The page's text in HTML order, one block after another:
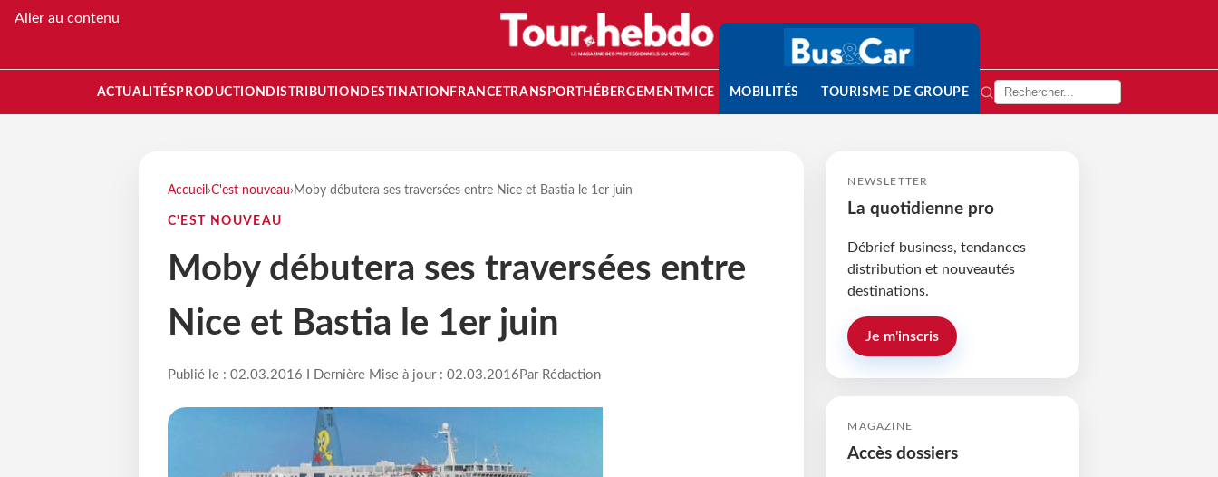
Aller au contenu
ACTUALITÉS PRODUCTION DISTRIBUTION DESTINATION FRANCETRANSPORT HÉBERGEMENTMICE MOBILITÉS TOURISME DE GROUPE
Accueil ›C'est nouveau› Moby débutera ses traversées entre Nice et Bastia le 1er juin
C'EST NOUVEAU
Moby débutera ses traversées entre
Nice et Bastia le 1er juin
Publié le : 02.03.2016 I Dernière Mise à jour : 02.03.2016 Par Rédaction
NEWSLETTER
La quotidienne pro
Débrief business, tendances
distribution et nouveautés
destinations.
Je m'inscris
MAGAZINE
Accès dossiers